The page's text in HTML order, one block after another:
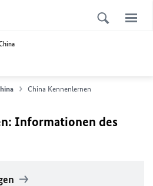
China Kennenlernen
Informationen des